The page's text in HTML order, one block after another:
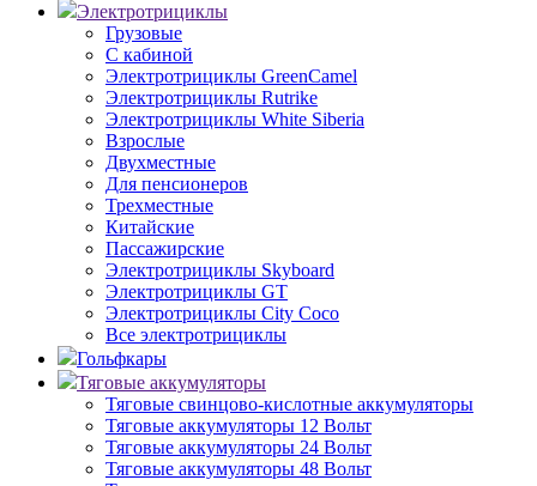
Электротрициклы
Грузовые
С кабиной
Электротрициклы GreenCamel
Электротрициклы Rutrike
Электротрициклы White Siberia
Взрослые
Двухместные
Для пенсионеров
Трехместные
Китайские
Пассажирские
Электротрициклы Skyboard
Электротрициклы GT
Электротрициклы City Coco
Все электротрициклы
Гольфкары
Тяговые аккумуляторы
Тяговые свинцово-кислотные аккумуляторы
Тяговые аккумуляторы 12 Вольт
Тяговые аккумуляторы 24 Вольт
Тяговые аккумуляторы 48 Вольт